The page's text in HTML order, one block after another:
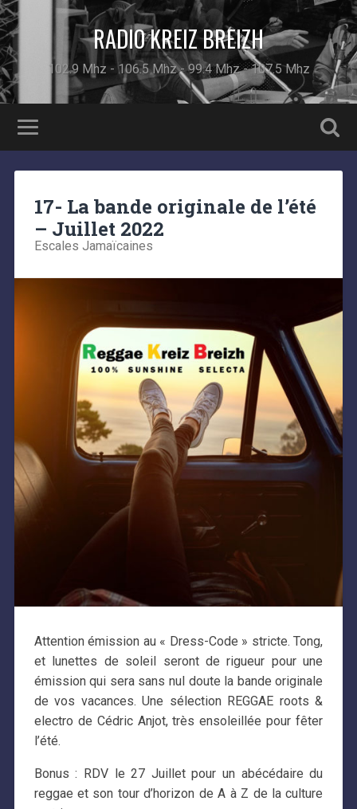
RADIO KREIZ BREIZH
102.9 Mhz - 106.5 Mhz - 99.4 Mhz - 107.5 Mhz
17- La bande originale de l’été
– Juillet 2022
Escales Jamaïcaines
Attention émission au « Dress-Code » stricte. Tong,
et lunettes de soleil seront de rigueur pour une
émission qui sera sans nul doute la bande originale
de vos vacances. Une sélection REGGAE roots &
electro de Cédric Anjot, très ensoleillée pour fêter
l’été.
Bonus : RDV le 27 Juillet pour un abécédaire du
reggae et son tour d’horizon de A à Z de la culture